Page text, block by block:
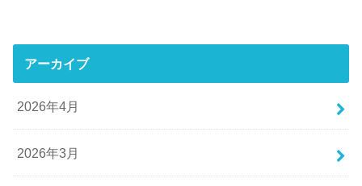
アーカイブ
2026年4月
2026年3月